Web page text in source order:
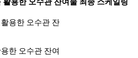
활용한 오수관 잔여물 최종 스케일링
한 오수관 잔여